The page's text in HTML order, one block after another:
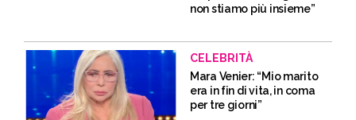
non stiamo più insieme”
CELEBRITÀ
Mara Venier: “Mio marito
era in fin di vita, in coma
per tre giorni”